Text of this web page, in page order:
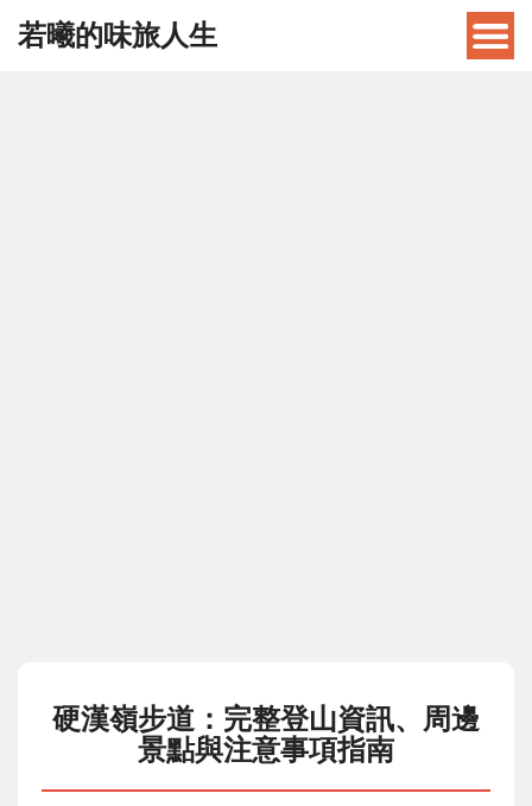
若曦的味旅人生
硬漢嶺步道：完整登山資訊、周邊
景點與注意事項指南